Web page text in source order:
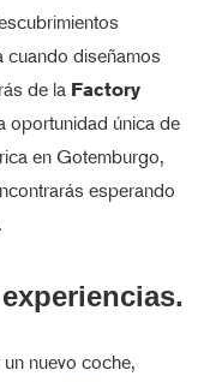
cuando diseñamos
de la Factory
oportunidad única de
en Gotemburgo,
esperando
nuevo coche,